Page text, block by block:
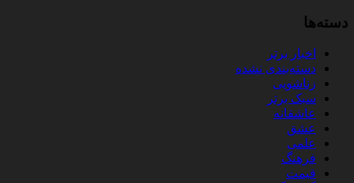
دسته‌ها
اخبار برتر
دسته‌بندی نشده
زناشویی
سبک برتر
عاشقانه
عشق
علمی
فرهنگ
قیمت